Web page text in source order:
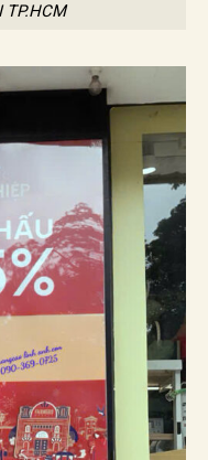
TP.HCM